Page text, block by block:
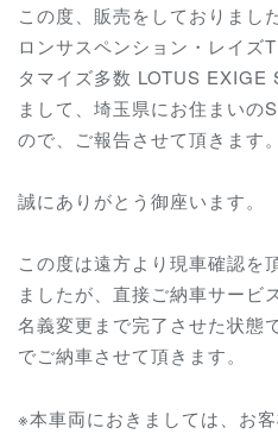
この度、販売をしておりまし
ロンサスペンション・レイズ
タマイズ多数 LOTUS EXIGE
まして、埼玉県にお住まいの
ので、ご報告させて頂きます。
誠にありがとう御座います。
この度は遠方より現車確認を
ましたが、直接ご納車サービ
名義変更まで完了させた状態
でご納車させて頂きます。
※本車両におきましては、お